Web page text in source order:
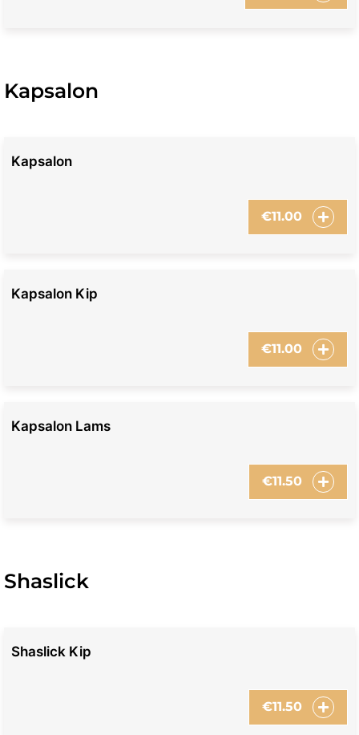
Kapsalon
Kapsalon
€11.00
Kapsalon Kip
€11.00
Kapsalon Lams
€11.50
Shaslick
Shaslick Kip
€11.50